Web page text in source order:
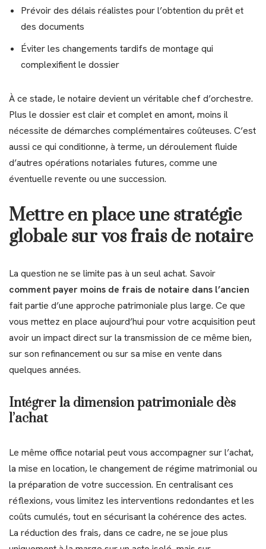
Prévoir des délais réalistes pour l’obtention du prêt et
des documents
Éviter les changements tardifs de montage qui
complexifient le dossier
À ce stade, le notaire devient un véritable chef d’orchestre.
Plus le dossier est clair et complet en amont, moins il
nécessite de démarches complémentaires coûteuses. C’est
aussi ce qui conditionne, à terme, un déroulement fluide
d’autres opérations notariales futures, comme une
éventuelle revente ou une succession.
Mettre en place une stratégie
globale sur vos frais de notaire
La question ne se limite pas à un seul achat. Savoir
comment payer moins de frais de notaire dans l’ancien
fait partie d’une approche patrimoniale plus large. Ce que
vous mettez en place aujourd’hui pour votre acquisition peut
avoir un impact direct sur la transmission de ce même bien,
sur son refinancement ou sur sa mise en vente dans
quelques années.
Intégrer la dimension patrimoniale dès
l’achat
Le même office notarial peut vous accompagner sur l’achat,
la mise en location, le changement de régime matrimonial ou
la préparation de votre succession. En centralisant ces
réflexions, vous limitez les interventions redondantes et les
coûts cumulés, tout en sécurisant la cohérence des actes.
La réduction des frais, dans ce cadre, ne se joue plus